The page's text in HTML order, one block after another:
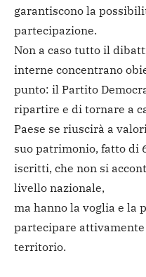
garantiscono la
partecipazione.
Non a caso tutto il
interne concentrano
punto: il Partito
ripartire e di tornare a
Paese se riuscirà a
suo patrimonio, fatto di
iscritti, che non si
livello nazionale,
ma hanno la voglia e la
partecipare
territorio.